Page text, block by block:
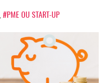
#PME OU START-UP